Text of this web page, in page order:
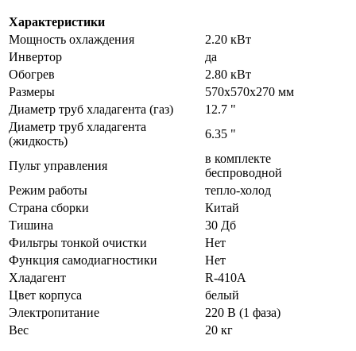
Характеристики
Мощность охлаждения
2.20 кВт
Инвертор
да
Обогрев
2.80 кВт
Размеры
570х570х270 мм
Диаметр труб хладагента (газ)
12.7 "
Диаметр труб хладагента
(жидкость)
6.35 "
Пульт управления
в комплекте
беспроводной
Режим работы
тепло-холод
Страна сборки
Китай
Тишина
30 Дб
Фильтры тонкой очистки
Нет
Функция самодиагностики
Нет
Хладагент
R-410A
Цвет корпуса
белый
Электропитание
220 В (1 фаза)
Вес
20 кг